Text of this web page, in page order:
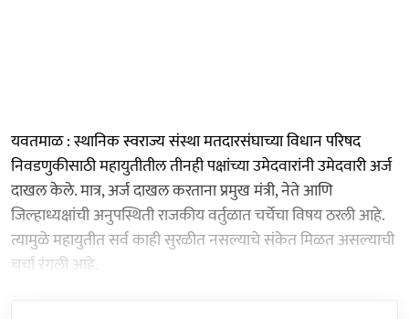
यवतमाळ : स्थानिक स्वराज्य संस्था मतदारसंघाच्या विधान परिषद
निवडणुकीसाठी महायुतीतील तीनही पक्षांच्या उमेदवारांनी उमेदवारी अर्ज
दाखल केले. मात्र, अर्ज दाखल करताना प्रमुख मंत्री, नेते आणि
जिल्हाध्यक्षांची अनुपस्थिती राजकीय वर्तुळात चर्चेचा विषय ठरली आहे.
त्यामुळे महायुतीत सर्व काही सुरळीत नसल्याचे संकेत मिळत असल्याची
चर्चा रंगली आहे.